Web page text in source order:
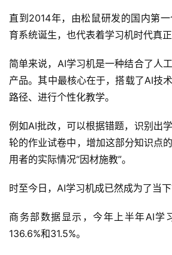
直到2014年，由松鼠研发的国内第
育系统诞生，也代表着学习机时代真正
简单来说，‌‌AI学习机是一种结合了人
产品。‌‌其中最核心在于，搭载了AI技
路径、进行个性化教学。
例如AI批改，可以根据错题，识别出
轮的作业试卷中，增加这部分知识点
用者的实际情况“因材施教”。
时至今日，AI学习机成已然成为了当下
商务部数据显示，今年上半年AI学
136.6%和31.5%。